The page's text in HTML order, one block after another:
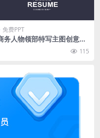
免费PPT
务人物领部特写主图创意扁
平风商务工作汇报ppt模板 115